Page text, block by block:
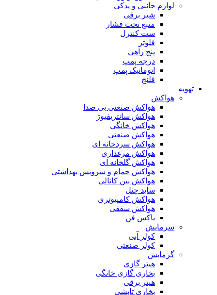
لوازم جانبی و یدکی
شیر برقی
منبع تحت فشار
ست کنترل
فلوتر
پنج راهی
درجه پمپ
اتوماتیک پمپ
فلنج
تهویه
هواکش
هواکش صنعتی بی صدا
هواکش سانتریفیوژ
هواکش خانگی
هواکش صنعتی
هواکش سردخانه ای
هواکش مرغداری
هواکش گلخانه ای
هواکش حمام و سرویس بهداشتی
هواکش بین کانالی
ساید چنل
هواکش کامپیوتری
هواکش سقفی
باکس فن
سرمایش
کولر آبی
کولر صنعتی
گرمایش
هیتر گازی
بخاری گازی خانگی
هیتر برقی
بخاری تابشی